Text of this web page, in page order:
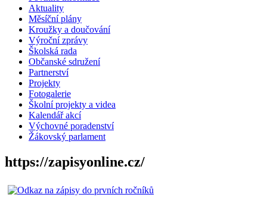
Aktuality
Měsíční plány
Kroužky a doučování
Výroční zprávy
Školská rada
Občanské sdružení
Partnerství
Projekty
Fotogalerie
Školní projekty a videa
Kalendář akcí
Výchovné poradenství
Žákovský parlament
https://zapisyonline.cz/